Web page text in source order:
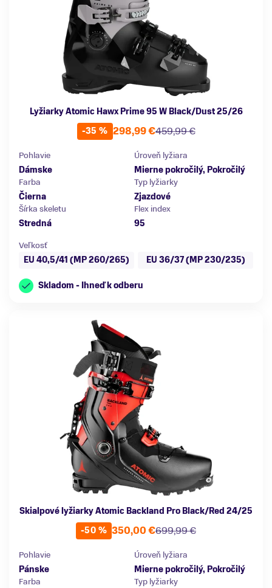
Lyžiarky Atomic Hawx Prime 95 W Black/Dust 25/26
-35 %
459,99 €
298,99 €
Pohlavie
Dámske
Úroveň lyžiara
Mierne pokročilý, Pokročilý
Farba
Čierna
Typ lyžiarky
Zjazdové
Šírka skeletu
Stredná
Flex index
95
Veľkosť
EU 40,5/41 (MP 260/265)
EU 36/37 (MP 230/235)
Skladom - Ihneď k odberu
Skialpové lyžiarky Atomic Backland Pro Black/Red 24/25
-50 %
699,99 €
350,00 €
Pohlavie
Pánske
Úroveň lyžiara
Mierne pokročilý, Pokročilý
Farba
Typ lyžiarky